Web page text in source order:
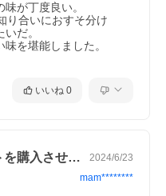
が丁度良い。
り合いにおすそ分け
だ。
を堪能しました。
いいね 0
以前、３種類のお試しセットを購入させて… 2024/6/23
mam********